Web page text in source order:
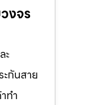
งจร
ะ
กันสาย
ทำ